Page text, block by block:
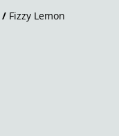
/ Fizzy Lemon